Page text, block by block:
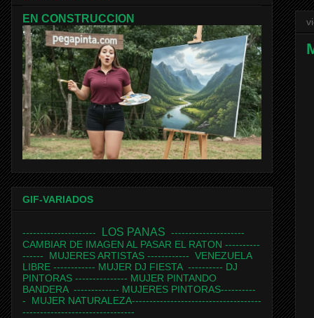
EN CONSTRUCCION
GIF-VARIADOS
--------------------- LOS PANAS ---------------------
CAMBIAR DE IMAGEN AL PASAR EL RATON ----------
------ MUJERES ARTISTAS ------------ VENEZUELA
LIBRE ------------ MUJER DJ FIESTA---------- DJ
PINTORAS --------------- MUJER PINTANDO
BANDERA------------- MUJERES PINTORAS----------
- MUJER NATURALEZA-------------------------------------
--------------------------------